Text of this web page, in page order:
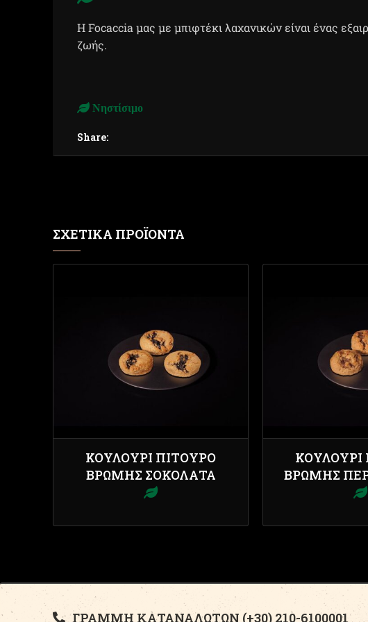
Η Focaccia μας με μπιφτέκι λαχανικών είναι ένας
ζωής.
Νηστίσιμο
Share:
ΣΧΕΤΙΚΆ ΠΡΟΪΌΝΤΑ
ΚΟΥΛΟΎΡΙ ΠΊΤΟΥΡΟ
ΒΡΏΜΗΣ ΣΟΚΟΛΆΤΑ
ΚΟΥΛΟΎΡΙ
ΒΡΏΜΗΣ
ΓΡΑΜΜΗ ΚΑΤΑΝΑΛΩΤΩΝ (+30) 210-6100001